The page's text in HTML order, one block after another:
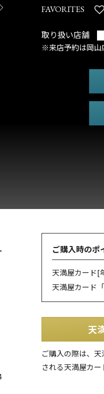
FAVORITES
取り扱い店舗
※来店予約は岡山
ご購入時のポ
天満屋カード[
天満屋カード
天
ご購入の際は、
される天満屋カー